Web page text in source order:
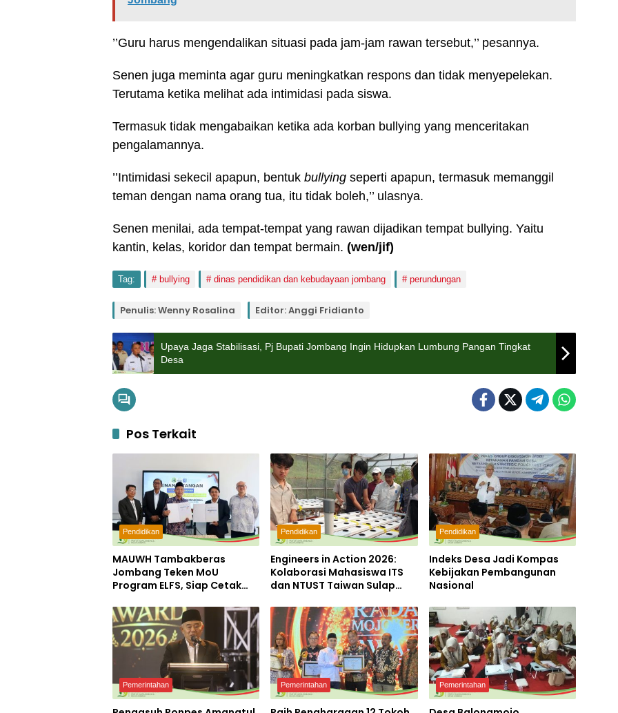
’’Guru harus mengendalikan situasi pada jam-jam rawan tersebut,’’ pesannya.
Senen juga meminta agar guru meningkatkan respons dan tidak menyepelekan.
Terutama ketika melihat ada intimidasi pada siswa.
Termasuk tidak mengabaikan ketika ada korban bullying yang menceritakan
pengalamannya.
’’Intimidasi sekecil apapun, bentuk bullying seperti apapun, termasuk memanggil
teman dengan nama orang tua, itu tidak boleh,’’ ulasnya.
Senen menilai, ada tempat-tempat yang rawan dijadikan tempat bullying. Yaitu
kantin, kelas, koridor dan tempat bermain. (wen/jif)
Tag: bullying dinas pendidikan dan kebudayaan jombang perundungan
Penulis: Wenny Rosalina Editor: Anggi Fridianto
Upaya Jaga Stabilisasi, Pj Bupati Jombang Ingin Hidupkan Lumbung Pangan Tingkat
Desa
Pos Terkait
Pendidikan
MAUWH Tambakberas
Jombang Teken MoU
Program ELFS, Siap Cetak
Pendidikan
Engineers in Action 2026:
Kolaborasi Mahasiswa ITS
dan NTUST Taiwan Sulap
Laboratorium Inovasi
Berkelanjutan
Pendidikan
Indeks Desa Jadi Kompas
Kebijakan Pembangunan
Nasional
Pemerintahan Pemerintahan Pemerintahan